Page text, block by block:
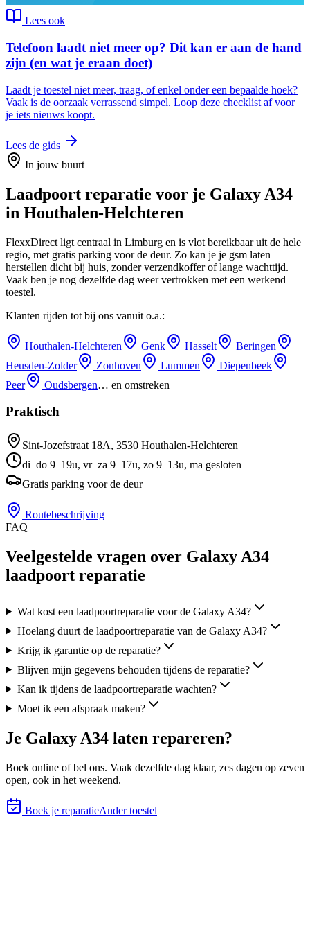
Lees ook
Telefoon laadt niet meer op? Dit kan er aan de hand
zijn (en wat je eraan doet)
Laadt je toestel niet meer, traag, of enkel onder een bepaalde hoek?
Vaak is de oorzaak verrassend simpel. Loop deze checklist af voor
je iets nieuws koopt.
Lees de gids
In jouw buurt
Laadpoort reparatie voor je Galaxy A34
in Houthalen-Helchteren
FlexxDirect ligt centraal in Limburg en is vlot bereikbaar uit de hele
regio, met gratis parking voor de deur. Zo kan je je gsm laten
herstellen dicht bij huis, zonder verzendkoffer of lange wachttijd.
Vaak ben je nog dezelfde dag weer vertrokken met een werkend
toestel.
Klanten rijden tot bij ons vanuit o.a.:
Houthalen-Helchteren Genk Hasselt
Beringen
Heusden-Zolder
Zonhoven Lummen
Diepenbeek
Peer
Oudsbergen… en omstreken
Praktisch
Sint-Jozefstraat 18A, 3530 Houthalen-Helchteren
di–do 9–19u, vr–za 9–17u, zo 9–13u, ma gesloten
Gratis parking voor de deur
Routebeschrijving
FAQ
Veelgestelde vragen over Galaxy A34
laadpoort reparatie
Wat kost een laadpoortreparatie voor de Galaxy A34?
Hoelang duurt de laadpoortreparatie van de Galaxy A34?
Krijg ik garantie op de reparatie?
Blijven mijn gegevens behouden tijdens de reparatie?
Kan ik tijdens de laadpoortreparatie wachten?
Moet ik een afspraak maken?
Je Galaxy A34 laten repareren?
Boek online of bel ons. Vaak dezelfde dag klaar, zes dagen op zeven
open, ook in het weekend.
Boek je reparatieAnder toestel